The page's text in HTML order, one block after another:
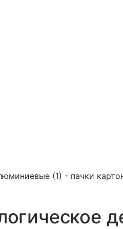
(1) - пачки